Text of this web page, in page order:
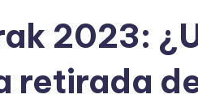
2023:
retirada